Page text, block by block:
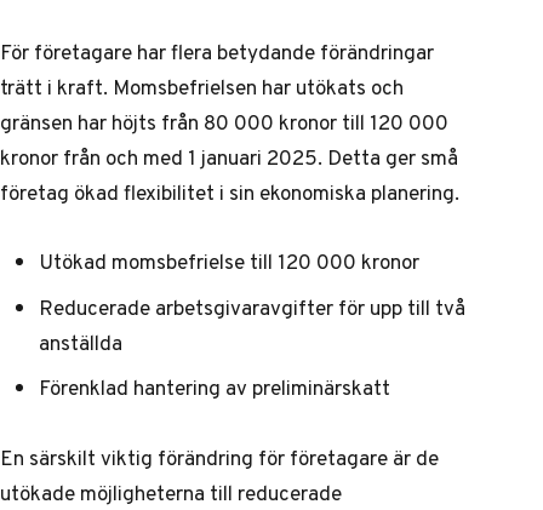
För företagare har flera betydande förändringar
trätt i kraft. Momsbefrielsen har utökats och
gränsen har höjts från 80 000 kronor till 120 000
kronor från och med 1 januari 2025. Detta ger små
företag ökad flexibilitet i sin ekonomiska planering.
Utökad momsbefrielse till 120 000 kronor
Reducerade arbetsgivaravgifter för upp till två
anställda
Förenklad hantering av preliminärskatt
En särskilt viktig förändring för företagare är de
utökade möjligheterna till reducerade